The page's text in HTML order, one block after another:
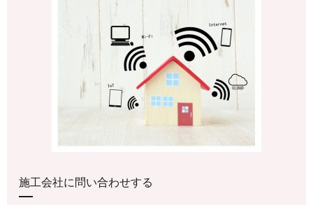
施工会社に問い合わせする